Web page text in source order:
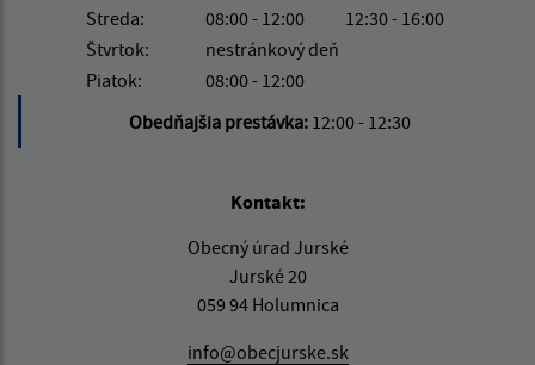
Streda:
08:00 - 12:00
12:30 - 16:00
Štvrtok:
nestránkový deň
Piatok:
08:00 - 12:00
Obedňajšia prestávka: 12:00 - 12:30
Kontakt:
Obecný úrad Jurské
Jurské 20
059 94 Holumnica
info@obecjurske.sk